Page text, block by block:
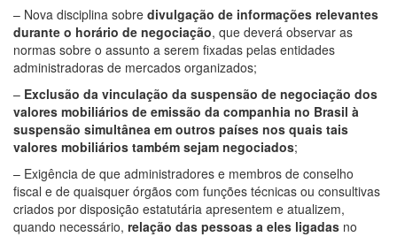
– Nova disciplina sobre divulgação de informações relevantes
durante o horário de negociação, que deverá observar as
normas sobre o assunto a serem fixadas pelas entidades
administradoras de mercados organizados;
– Exclusão da vinculação da suspensão de negociação dos
valores mobiliários de emissão da companhia no Brasil à
suspensão simultânea em outros países nos quais tais
valores mobiliários também sejam negociados;
– Exigência de que administradores e membros de conselho
fiscal e de quaisquer órgãos com funções técnicas ou consultivas
criados por disposição estatutária apresentem e atualizem,
quando necessário, relação das pessoas a eles ligadas no